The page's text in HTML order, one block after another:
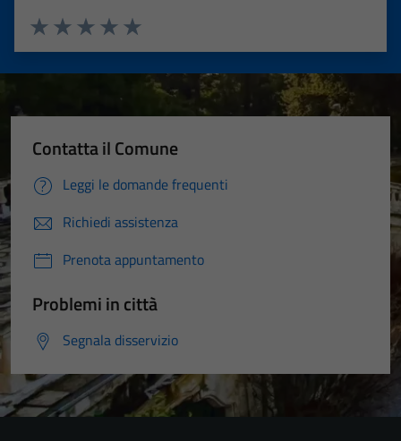
Valuta 5 stelle su 5
Valuta 4 stelle su 5
Valuta 3 stelle su 5
Valuta 2 stelle su 5
Valuta 1 stelle su 5
Contatta il Comune
Leggi le domande frequenti
Richiedi assistenza
Prenota appuntamento
Problemi in città
Segnala disservizio